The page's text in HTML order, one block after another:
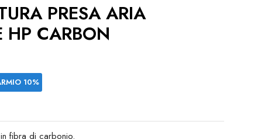
PRESA ARIA
HP CARBON
10%
fibra di carbonio.